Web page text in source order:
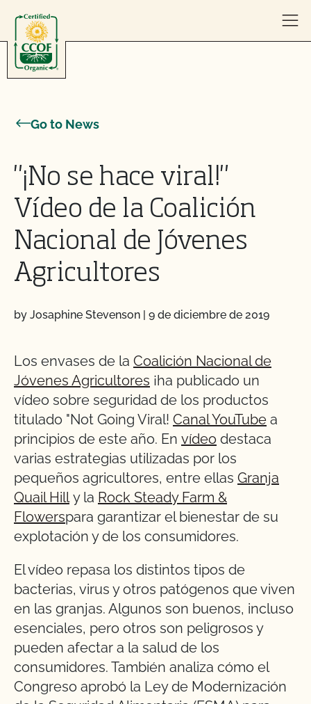
Go to News
"¡No se hace viral!"
Vídeo de la Coalición
Nacional de Jóvenes
Agricultores
by Josaphine Stevenson | 9 de diciembre de 2019
Los envases de la Coalición Nacional de
Jóvenes Agricultores ¡ha publicado un
vídeo sobre seguridad de los productos
titulado "Not Going Viral! Canal YouTube a
principios de este año. En vídeo destaca
varias estrategias utilizadas por los
pequeños agricultores, entre ellas Granja
Quail Hilly la Rock Steady Farm &
Flowerspara garantizar el bienestar de su
explotación y de los consumidores.
El vídeo repasa los distintos tipos de
bacterias, virus y otros patógenos que viven
en las granjas. Algunos son buenos, incluso
esenciales, pero otros son peligrosos y
pueden afectar a la salud de los
consumidores. También analiza cómo el
Congreso aprobó la Ley de Modernización